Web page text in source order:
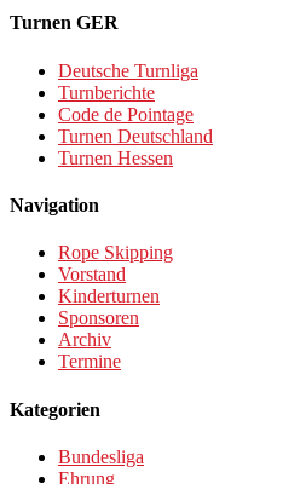
Turnen GER
Deutsche Turnliga
Turnberichte
Code de Pointage
Turnen Deutschland
Turnen Hessen
Navigation
Rope Skipping
Vorstand
Kinderturnen
Sponsoren
Archiv
Termine
Kategorien
Bundesliga
Ehrung